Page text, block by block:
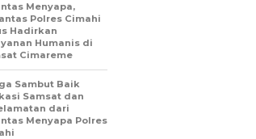
Menyapa,
Polres Cimahi
Hadirkan
Humanis di
Cimareme
Sambut Baik
Samsat dan
dari
Menyapa Polres